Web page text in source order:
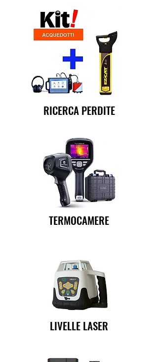
RICERCA PERDITE
TERMOCAMERE
LIVELLE LASER